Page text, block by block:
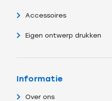
Accessoires
Eigen ontwerp drukken
Informatie
Over ons